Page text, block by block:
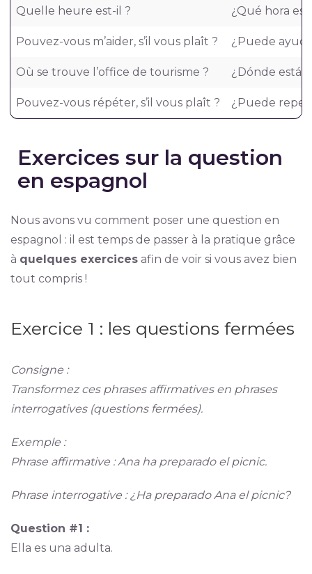
Quelle heure est-il ? ¿Qué hora es?
Pouvez-vous m’aider, s’il vous plaît ? ¿Puede
Où se trouve l’office de tourisme ? ¿Dónde está
Pouvez-vous répéter, s’il vous plaît ? ¿Puede
Exercices sur la question
en espagnol
Nous avons vu comment poser une question en
espagnol : il est temps de passer à la pratique grâce
à quelques exercicesafin de voir si vous avez bien
tout compris !
Exercice 1 : les questions fermées
Consigne :
Transformez ces phrases affirmatives en phrases
interrogatives (questions fermées).
Exemple :
Phrase affirmative : Ana ha preparado el picnic.
Phrase interrogative : ¿Ha preparado Ana el picnic?
Question #1 :
Ella es una adulta.